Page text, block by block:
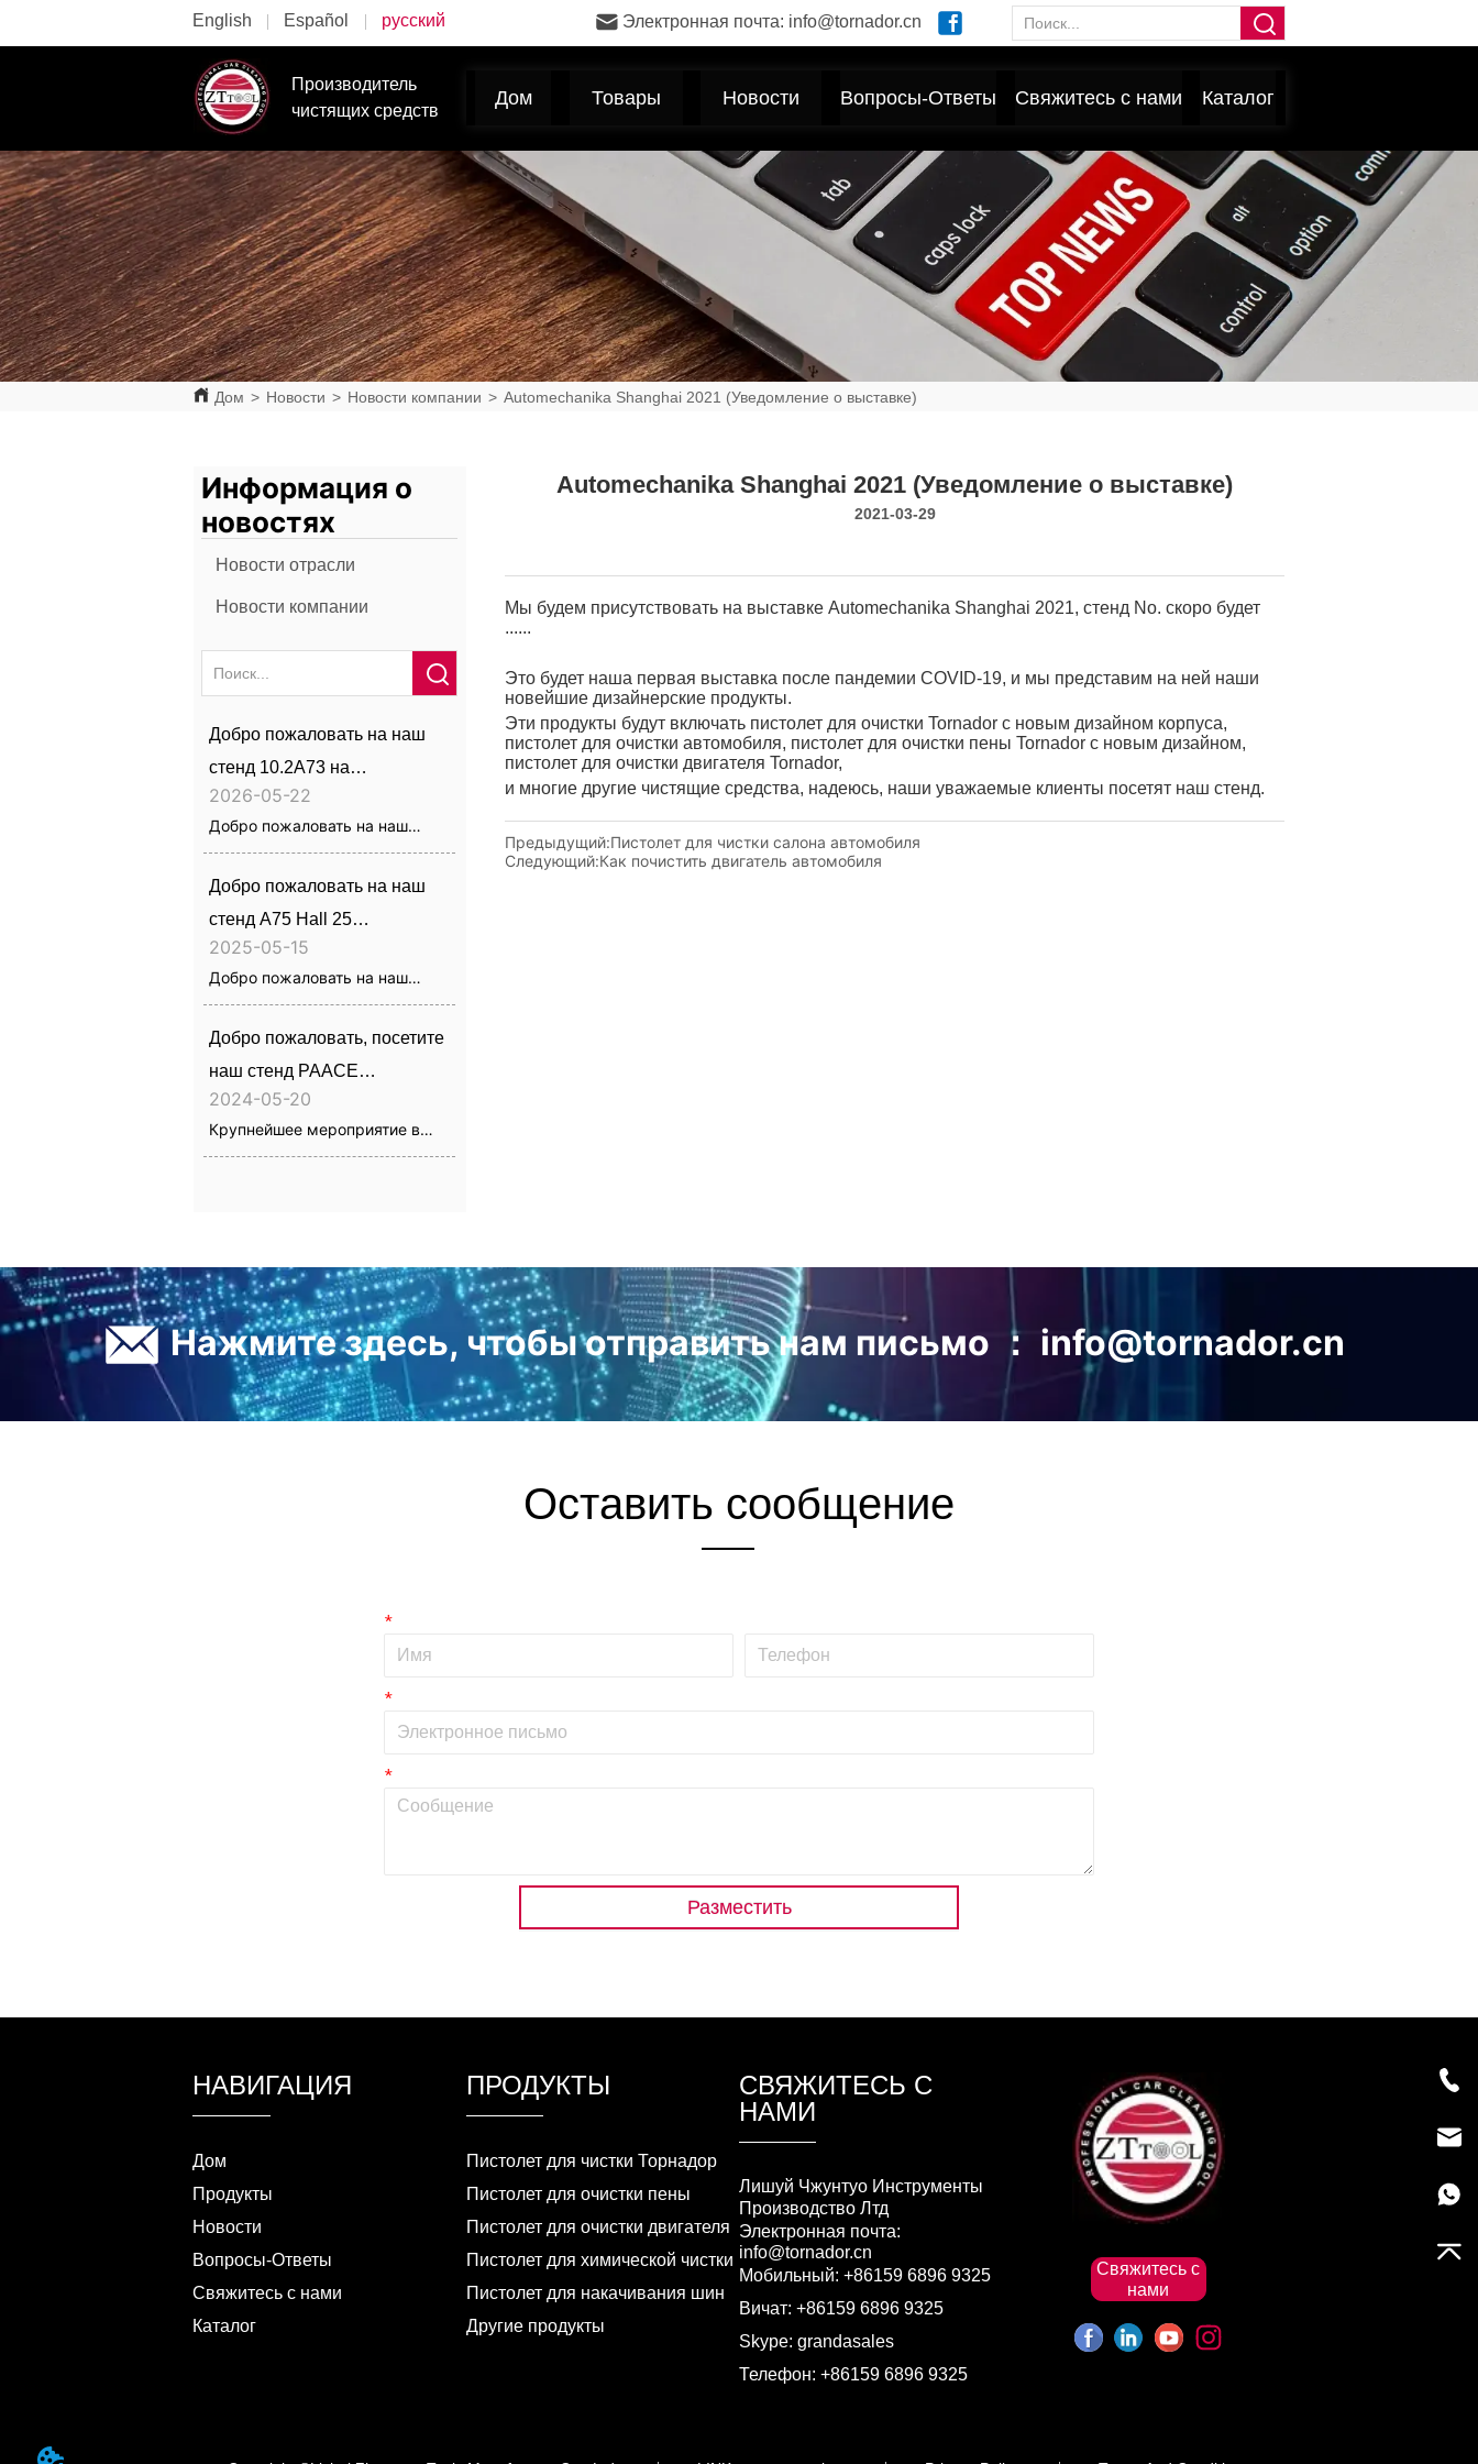
English Español русский Электронная почта: info@tornador.cn
Производитель
чистящих средств
Дом Товары Новости Вопросы-Ответы Свяжитесь с нами Каталог
Дом > Новости > Новости компании > Automechanika Shanghai 2021 (Уведомление о выставке)
Информация о
новостях
Новости отрасли
Новости компании
Добро пожаловать на наш
стенд 10.2A73 на
Automechanika Frankfurt 2026
2026-05-22
Добро пожаловать на наш
Добро пожаловать на наш
стенд A75 Hall 25
Autopromotec 2025
2025-05-15
Добро пожаловать на наш
Добро пожаловать, посетите
наш стенд PAACE
Automechanika Mexico
2024-05-20
Крупнейшее мероприятие в
Automechanika Shanghai 2021 (Уведомление о выставке)
2021-03-29
Предыдущий:Пистолет для чистки салона автомобиля
Следующий:Как почистить двигатель автомобиля
ㅤ Нажмите здесь, чтобы отправить нам письмо ： info@tornador.cn
Оставить сообщение
*
*
*
Разместить
НАВИГАЦИЯ
Дом
Продукты
Новости
Вопросы-Ответы
Свяжитесь с нами
Каталог
ПРОДУКТЫ
Пистолет для чистки Торнадор
Пистолет для очистки пены
Пистолет для очистки двигателя
Пистолет для химической чистки
Пистолет для накачивания шин
Другие продукты
СВЯЖИТЕСЬ С
НАМИ
Лишуй Чжунтуо Инструменты
Производство Лтд
Электронная почта:
info@tornador.cn
Мобильный: +86159 6896 9325
Вичат: +86159 6896 9325
Skype: grandasales
Телефон: +86159 6896 9325
Свяжитесь с
нами